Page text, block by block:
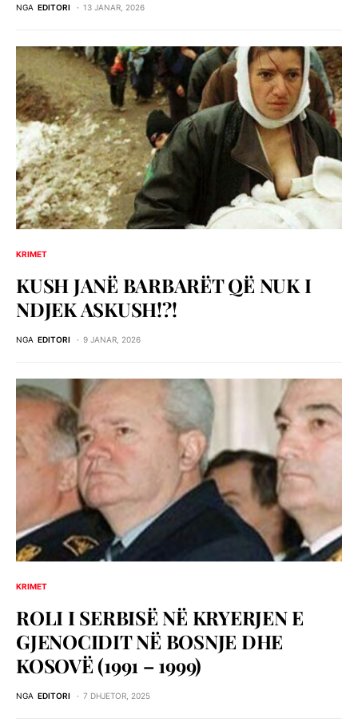
NGA EDITORI 13 JANAR, 2026
KRIMET
KUSH JANË BARBARËT QË NUK I
NDJEK ASKUSH!?!
NGA EDITORI 9 JANAR, 2026
KRIMET
ROLI I SERBISЁ NЁ KRYERJEN E
GJENOCIDIT NЁ BOSNJE DHE
KOSOVЁ (1991 – 1999)
NGA EDITORI 7 DHJETOR, 2025